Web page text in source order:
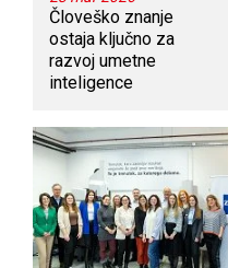
Človeško znanje
ostaja ključno za
razvoj umetne
inteligence